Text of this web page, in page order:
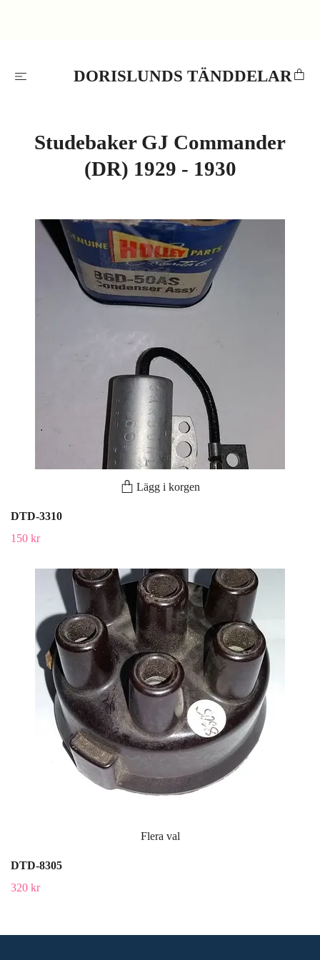
DORISLUNDS TÄNDDELAR
Studebaker GJ Commander
(DR) 1929 - 1930
Lägg i korgen
DTD-3310
150 kr
Flera val
DTD-8305
320 kr